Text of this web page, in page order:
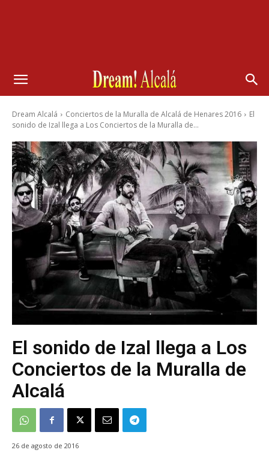
Dream Alcalá Conciertos de la Muralla de Alcalá de Henares 2016
El
sonido de Izal llega a Los Conciertos de la Muralla de...
El sonido de Izal llega a Los
Conciertos de la Muralla de
Alcalá
26 de agosto de 2016